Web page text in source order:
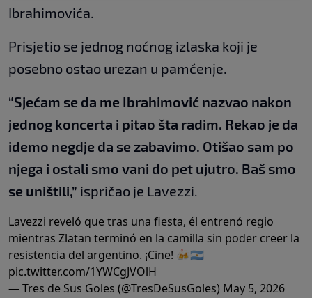
Ibrahimovića.
Prisjetio se jednog noćnog izlaska koji je
posebno ostao urezan u pamćenje.
“Sjećam se da me Ibrahimović nazvao nakon
jednog koncerta i pitao šta radim. Rekao je da
idemo negdje da se zabavimo. Otišao sam po
njega i ostali smo vani do pet ujutro. Baš smo
se uništili,” ispričao je Lavezzi.
Lavezzi reveló que tras una fiesta, él entrenó regio
mientras Zlatan terminó en la camilla sin poder creer la
resistencia del argentino. ¡Cine! 🍻🇦🇷
pic.twitter.com/1YWCgJVOlH
— Tres de Sus Goles (@TresDeSusGoles) May 5, 2026